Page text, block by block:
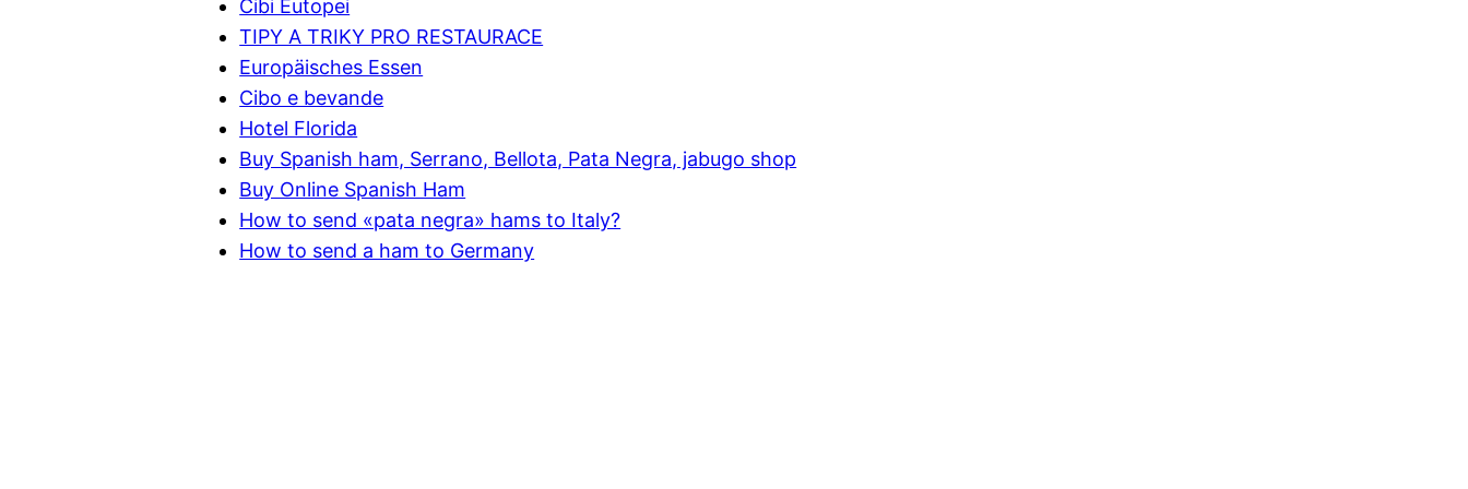
Cibi Eutopei
TIPY A TRIKY PRO RESTAURACE
Europäisches Essen
Cibo e bevande
Hotel Florida
Buy Spanish ham, Serrano, Bellota, Pata Negra, jabugo shop
Buy Online Spanish Ham
How to send «pata negra» hams to Italy?
How to send a ham to Germany